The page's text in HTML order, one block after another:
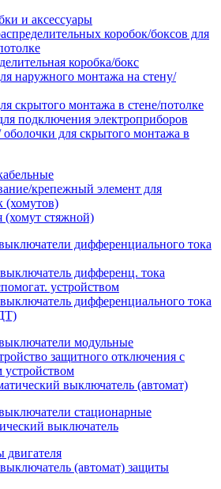
и аксессуары
коробок/боксов для
коробка/бокс
наружного монтажа на стену/
скрытого монтажа в стене/потолке
подключения электроприборов
для скрытого монтажа в
крепежный элемент для
(хомутов)
(хомут стяжной)
дифференциального тока
дифференц. тока
устройством
дифференциального тока
модульные
защитного отключения с
устройством
выключатель (автомат)
стационарные
выключатель
(автомат) защиты